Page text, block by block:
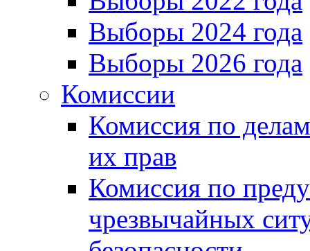
Выборы 2024 года
Выборы 2026 года
Комиссии
Комиссия по
их прав
Комиссия по
чрезвычайных